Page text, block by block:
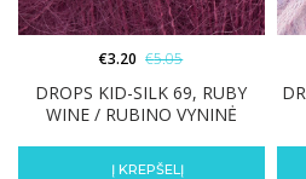
DROPS KID-SILK 69, RUBY
WINE / RUBINO VYNINĖ
€3.20 €5.05
Į KREPŠELĮ